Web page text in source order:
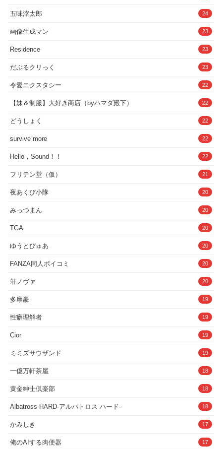
五味滓太郎 24
画像生成マン 23
Residence 23
だぶるクリっく 23
令愛エクスタシー 22
【妹＆制服】大好き商店（byハマダ殿下） 22
どうしょく 22
survive more 22
Hello，Sound！！ 22
フリテン堂（仮） 21
夜あくび小隊 20
みっつまん 20
TGA 20
ゆうとぴゅあ 20
FANZA同人ボイコミ 20
荘ノヴァ 20
多摩豪 19
性癖理解者 19
Cior 19
ミミズサウザンド 19
一億万軒茶屋 18
黄金紳士倶楽部 18
Albatross HARD‐アルバトロス ハード‐ 18
かみしき 17
俺のAIする肉便器 17